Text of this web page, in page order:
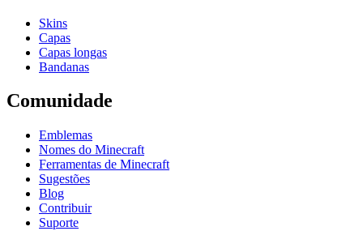
Skins
Capas
Capas longas
Bandanas
Comunidade
Emblemas
Nomes do Minecraft
Ferramentas de Minecraft
Sugestões
Blog
Contribuir
Suporte